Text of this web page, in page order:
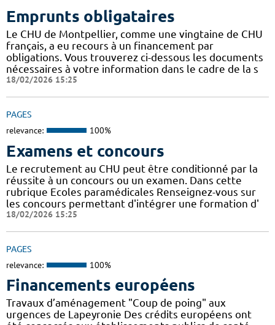
Emprunts obligataires
Le CHU de Montpellier, comme une vingtaine de CHU
français, a eu recours à un financement par
obligations. Vous trouverez ci-dessous les documents
nécessaires à votre information dans le cadre de la s
18/02/2026 15:25
PAGES
relevance: 100%
Examens et concours
Le recrutement au CHU peut être conditionné par la
réussite à un concours ou un examen. Dans cette
rubrique Ecoles paramédicales Renseignez-vous sur
les concours permettant d'intégrer une formation d'
18/02/2026 15:25
PAGES
relevance: 100%
Financements européens
Travaux d’aménagement "Coup de poing" aux
urgences de Lapeyronie Des crédits européens ont